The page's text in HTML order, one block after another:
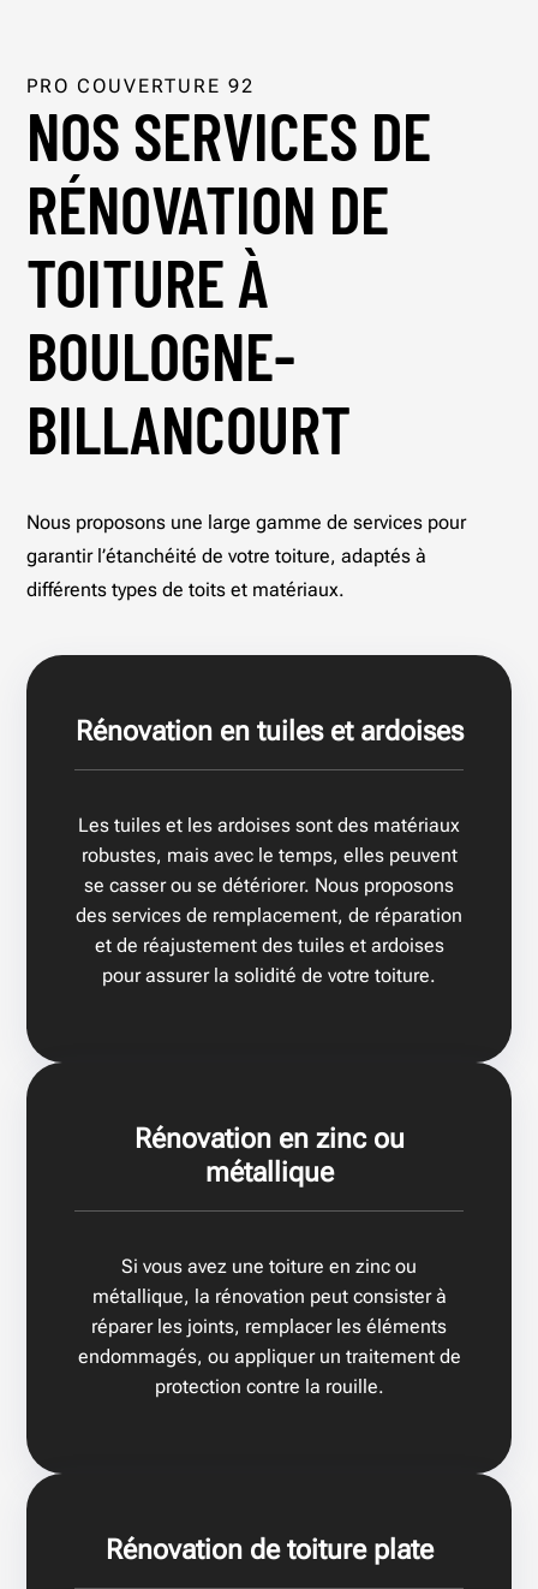
PRO COUVERTURE 92
NOS SERVICES DE
RÉNOVATION DE
TOITURE À
BOULOGNE-
BILLANCOURT
Nous proposons une large gamme de services pour
garantir l’étanchéité de votre toiture, adaptés à
différents types de toits et matériaux.
Rénovation en tuiles et ardoises
Les tuiles et les ardoises sont des matériaux
robustes, mais avec le temps, elles peuvent
se casser ou se détériorer. Nous proposons
des services de remplacement, de réparation
et de réajustement des tuiles et ardoises
pour assurer la solidité de votre toiture.
Rénovation en zinc ou
métallique
Si vous avez une toiture en zinc ou
métallique, la rénovation peut consister à
réparer les joints, remplacer les éléments
endommagés, ou appliquer un traitement de
protection contre la rouille.
Rénovation de toiture plate